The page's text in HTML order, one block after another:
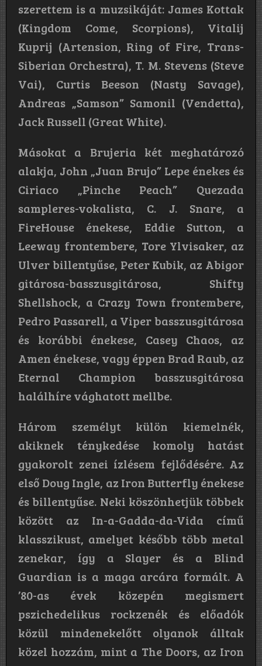
szerettem is a muzsikáját: James Kottak
(Kingdom Come, Scorpions), Vitalij
Kuprij (Artension, Ring of Fire, Trans-
Siberian Orchestra), T. M. Stevens (Steve
Vai), Curtis Beeson (Nasty Savage),
Andreas „Samson” Samonil (Vendetta),
Jack Russell (Great White).
Másokat a Brujeria két meghatározó
alakja, John „Juan Brujo” Lepe énekes és
Ciriaco „Pinche Peach” Quezada
sampleres-vokalista, C. J. Snare, a
FireHouse énekese, Eddie Sutton, a
Leeway frontembere, Tore Ylvisaker, az
Ulver billentyűse, Peter Kubik, az Abigor
gitárosa-basszusgitárosa, Shifty
Shellshock, a Crazy Town frontembere,
Pedro Passarell, a Viper basszusgitárosa
és korábbi énekese, Casey Chaos, az
Amen énekese, vagy éppen Brad Raub, az
Eternal Champion basszusgitárosa
halálhíre vághatott mellbe.
Három személyt külön kiemelnék,
akiknek ténykedése komoly hatást
gyakorolt zenei ízlésem fejlődésére. Az
első Doug Ingle, az Iron Butterfly énekese
és billentyűse. Neki köszönhetjük többek
között az In-a-Gadda-da-Vida című
klasszikust, amelyet később több metal
zenekar, így a Slayer és a Blind
Guardian is a maga arcára formált. A
’80-as évek közepén megismert
pszichedelikus rockzenék és előadók
közül mindenekelőtt olyanok álltak
közel hozzám, mint a The Doors, az Iron